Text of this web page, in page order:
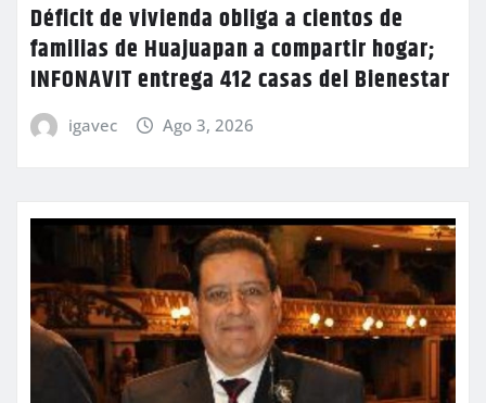
Déficit de vivienda obliga a cientos de
familias de Huajuapan a compartir hogar;
INFONAVIT entrega 412 casas del Bienestar
igavec Ago 3, 2026